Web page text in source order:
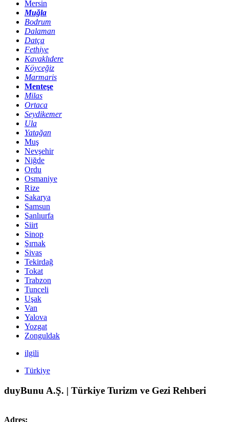
Mersin
Muğla
Bodrum
Dalaman
Datça
Fethiye
Kavaklıdere
Köyceğiz
Marmaris
Menteşe
Milas
Ortaca
Seydikemer
Ula
Yatağan
Muş
Nevşehir
Niğde
Ordu
Osmaniye
Rize
Sakarya
Samsun
Şanlıurfa
Siirt
Sinop
Şırnak
Sivas
Tekirdağ
Tokat
Trabzon
Tunceli
Uşak
Van
Yalova
Yozgat
Zonguldak
ilgili
Türkiye
duyBunu A.Ş. | Türkiye Turizm ve Gezi Rehberi
Adres: